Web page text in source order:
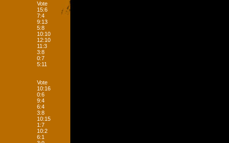
Vote
15:6
7:4
9:13
5:8
10:10
12:10
11:3
3:8
0:7
5:11
Vote
10:16
0:6
9:4
6:4
3:8
10:15
1:7
10:2
6:1